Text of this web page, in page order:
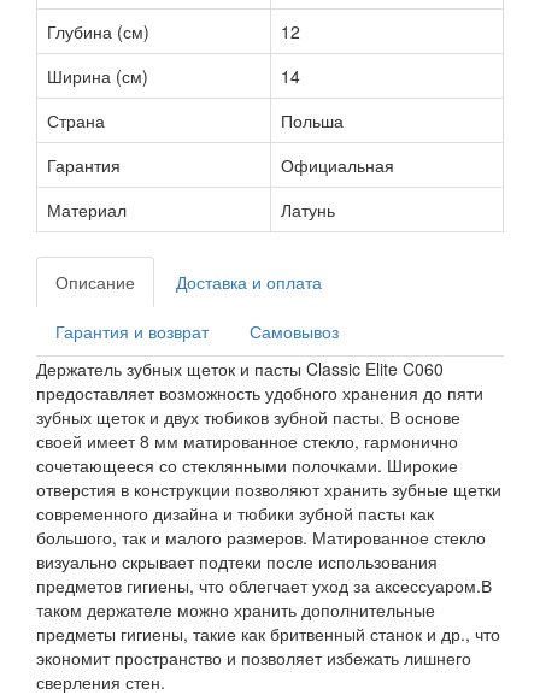
Глубина (см)
12
Ширина (см)
14
Страна
Польша
Гарантия
Официальная
Материал
Латунь
Описание Доставка и оплата
Гарантия и возврат
Самовывоз
Держатель зубных щеток и пасты Classic Elite C060
предоставляет возможность удобного хранения до пяти
зубных щеток и двух тюбиков зубной пасты. В основе
своей имеет 8 мм матированное стекло, гармонично
сочетающееся со стеклянными полочками. Широкие
отверстия в конструкции позволяют хранить зубные щетки
современного дизайна и тюбики зубной пасты как
большого, так и малого размеров. Матированное стекло
визуально скрывает подтеки после использования
предметов гигиены, что облегчает уход за аксессуаром.В
таком держателе можно хранить дополнительные
предметы гигиены, такие как бритвенный станок и др., что
экономит пространство и позволяет избежать лишнего
сверления стен.